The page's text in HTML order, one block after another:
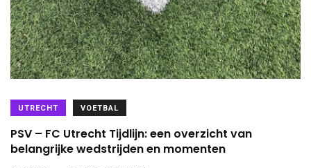
UTRECHT VOETBAL
PSV – FC Utrecht Tijdlijn: een overzicht van
belangrijke wedstrijden en momenten